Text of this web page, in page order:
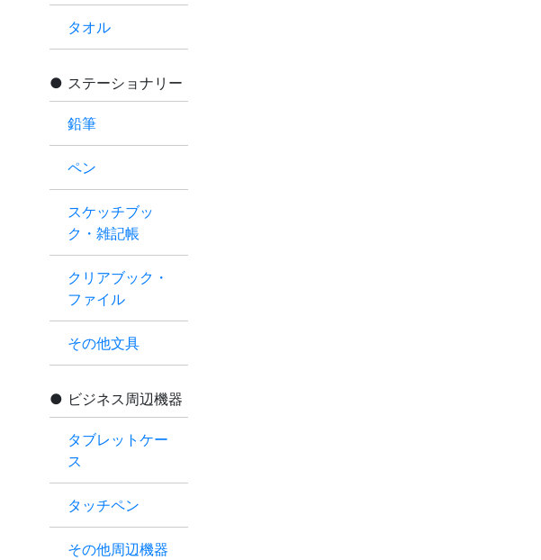
タオル
ステーショナリー
鉛筆
ペン
スケッチブッ
ク・雑記帳
クリアブック・
ファイル
その他文具
ビジネス周辺機器
タブレットケー
ス
タッチペン
その他周辺機器